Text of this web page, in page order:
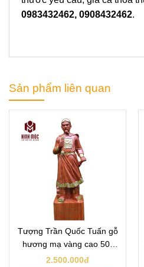
0983432462, 0908432462.
Sản phẩm liên quan
Tượng Trần Quốc Tuấn gỗ
hương mạ vàng cao 50-
80cm
2.500.000đ